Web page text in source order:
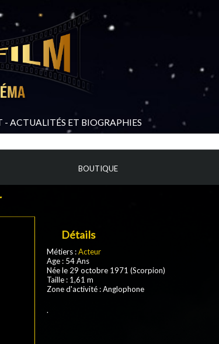
ACTUALITÉS ET BIOGRAPHIES
BOUTIQUE
Détails
Métiers :Acteur
Age : 54 Ans
Née le 29 octobre 1971 (Scorpion)
Taille : 1,61 m
Zone d'activité : Anglophone
.